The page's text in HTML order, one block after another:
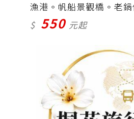
漁港。帆船景觀橋。老
資＋保險＝550元
$ 550 元起